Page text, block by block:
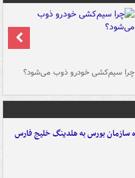
چرا سیم‌کشی خودرو ذوب می‌شود؟